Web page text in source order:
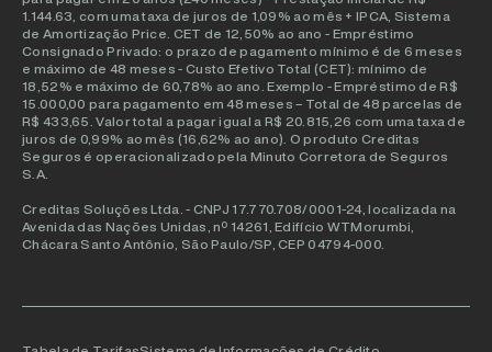
1.144.63, com uma taxa de juros de 1,09% ao mês + IPCA, Sistema
de Amortização Price. CET de 12,50% ao ano - Empréstimo
Consignado Privado: o prazo de pagamento mínimo é de 6 meses
e máximo de 48 meses - Custo Efetivo Total (CET): mínimo de
18,52% e máximo de 60,78% ao ano. Exemplo - Empréstimo de R$
15.000,00 para pagamento em 48 meses – Total de 48 parcelas de
R$ 433,65. Valor total a pagar igual a R$ 20.815,26 com uma taxa de
juros de 0,99% ao mês (16,62% ao ano). O produto Creditas
Seguros é operacionalizado pela Minuto Corretora de Seguros
S.A.
Creditas Soluções Ltda. - CNPJ 17.770.708/0001-24, localizada na
Avenida das Nações Unidas, nº 14261, Edifício WTMorumbi,
Chácara Santo Antônio, São Paulo/SP, CEP 04794-000.